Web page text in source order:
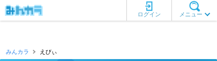
メニュー
ログイン
みんカラ えびぃ